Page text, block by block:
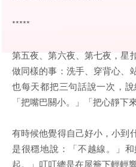
*****
第五夜、第六夜、第七夜，星
做同樣的事：洗手、穿背心、
也每天都把三句話說一次，
「把嘴巴關小。」「把心靜下
有時候他覺得自己好小，小到
是很穩地說：「不越線。」
起。」叮叮總是在屋簷下輕輕